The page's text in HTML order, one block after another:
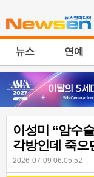
뉴스 연예
이성미 “암수
각방인데 죽으
2026-07-09 06:05:52